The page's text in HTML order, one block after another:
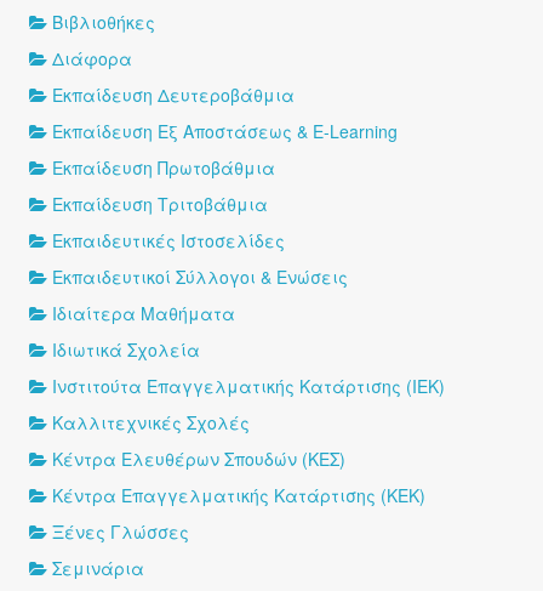
Βιβλιοθήκες
Διάφορα
Εκπαίδευση Δευτεροβάθμια
Εκπαίδευση Εξ Αποστάσεως & E-Learning
Εκπαίδευση Πρωτοβάθμια
Εκπαίδευση Τριτοβάθμια
Εκπαιδευτικές Ιστοσελίδες
Εκπαιδευτικοί Σύλλογοι & Ενώσεις
Ιδιαίτερα Μαθήματα
Ιδιωτικά Σχολεία
Ινστιτούτα Επαγγελματικής Κατάρτισης (ΙΕΚ)
Καλλιτεχνικές Σχολές
Κέντρα Ελευθέρων Σπουδών (ΚΕΣ)
Κέντρα Επαγγελματικής Κατάρτισης (ΚΕΚ)
Ξένες Γλώσσες
Σεμινάρια